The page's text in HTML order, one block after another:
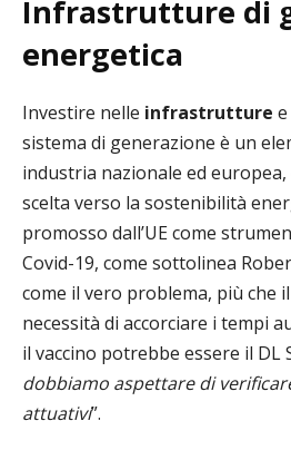
Infrastrutture di
energetica
Investire nelle infrastrutture
sistema di generazione è un
industria nazionale ed
scelta verso la sostenibilità
promosso dall’UE come
Covid-19, come sottolinea
come il vero problema, più che
necessità di accorciare i tempi
il vaccino potrebbe essere il DL
dobbiamo aspettare di
attuativi”.